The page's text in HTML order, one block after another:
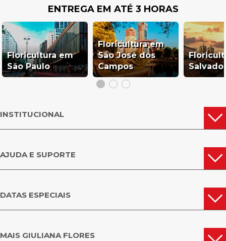
ENTREGA EM ATÉ 3 HORAS
Floricultura em
São Paulo
Floricultura em
São José dos
Campos
INSTITUCIONAL
AJUDA E SUPORTE
DATAS ESPECIAIS
MAIS GIULIANA FLORES